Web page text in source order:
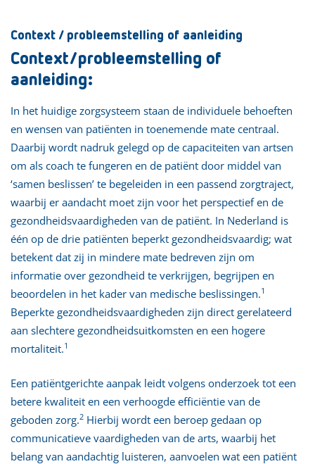
Context / probleemstelling of aanleiding
Context/probleemstelling of
aanleiding:
In het huidige zorgsysteem staan de individuele behoeften
en wensen van patiënten in toenemende mate centraal.
Daarbij wordt nadruk gelegd op de capaciteiten van artsen
om als coach te fungeren en de patiënt door middel van
‘samen beslissen’ te begeleiden in een passend zorgtraject,
waarbij er aandacht moet zijn voor het perspectief en de
gezondheidsvaardigheden van de patiënt. In Nederland is
één op de drie patiënten beperkt gezondheidsvaardig; wat
betekent dat zij in mindere mate bedreven zijn om
informatie over gezondheid te verkrijgen, begrijpen en
beoordelen in het kader van medische beslissingen.1
Beperkte gezondheidsvaardigheden zijn direct gerelateerd
aan slechtere gezondheidsuitkomsten en een hogere
mortaliteit.1
Een patiëntgerichte aanpak leidt volgens onderzoek tot een
betere kwaliteit en een verhoogde efficiëntie van de
geboden zorg.2 Hierbij wordt een beroep gedaan op
communicatieve vaardigheden van de arts, waarbij het
belang van aandachtig luisteren, aanvoelen wat een patiënt